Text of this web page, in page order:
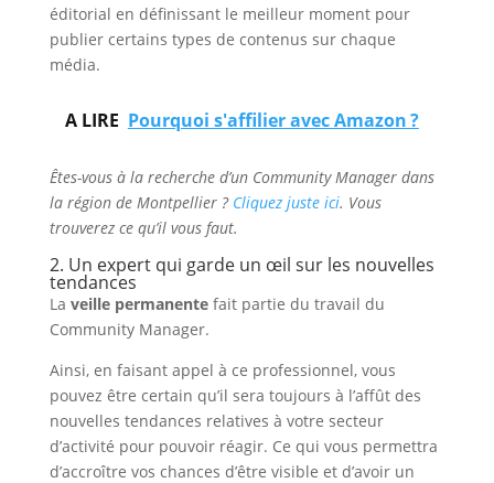
éditorial en définissant le meilleur moment pour
publier certains types de contenus sur chaque
média.
A LIRE Pourquoi s'affilier avec Amazon ?
Êtes-vous à la recherche d’un Community Manager dans
la région de Montpellier ? Cliquez juste ici. Vous
trouverez ce qu’il vous faut.
2. Un expert qui garde un œil sur les nouvelles
tendances
La veille permanentefait partie du travail du
Community Manager.
Ainsi, en faisant appel à ce professionnel, vous
pouvez être certain qu’il sera toujours à l’affût des
nouvelles tendances relatives à votre secteur
d’activité pour pouvoir réagir. Ce qui vous permettra
d’accroître vos chances d’être visible et d’avoir un